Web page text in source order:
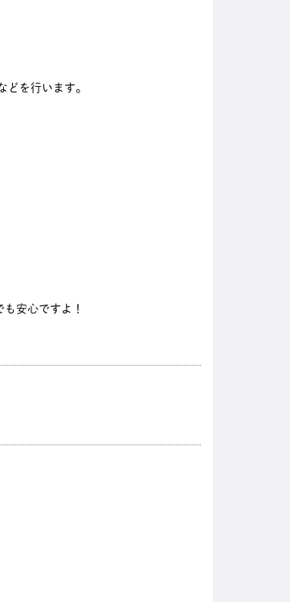
を行います。
安心ですよ！